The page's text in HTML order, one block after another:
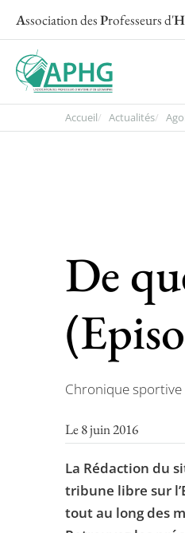
Association desProfesseurs d'H
Accueil Actualités
De
Chronique sportive
Le 8 juin 2016
La Rédaction du
tribune libre sur
tout au long des